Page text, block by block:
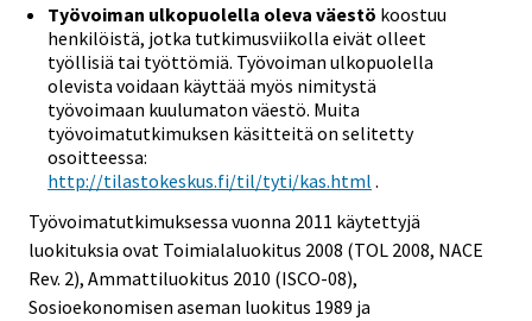
Työvoiman ulkopuolella oleva väestö koostuu
henkilöistä, jotka tutkimusviikolla eivät olleet
työllisiä tai työttömiä. Työvoiman ulkopuolella
olevista voidaan käyttää myös nimitystä
työvoimaan kuulumaton väestö. Muita
työvoimatutkimuksen käsitteitä on selitetty
osoitteessa:
http://tilastokeskus.fi/til/tyti/kas.html .
Työvoimatutkimuksessa vuonna 2011 käytettyjä
luokituksia ovat Toimialaluokitus 2008 (TOL 2008, NACE
Rev. 2), Ammattiluokitus 2010 (ISCO-08),
Sosioekonomisen aseman luokitus 1989 ja